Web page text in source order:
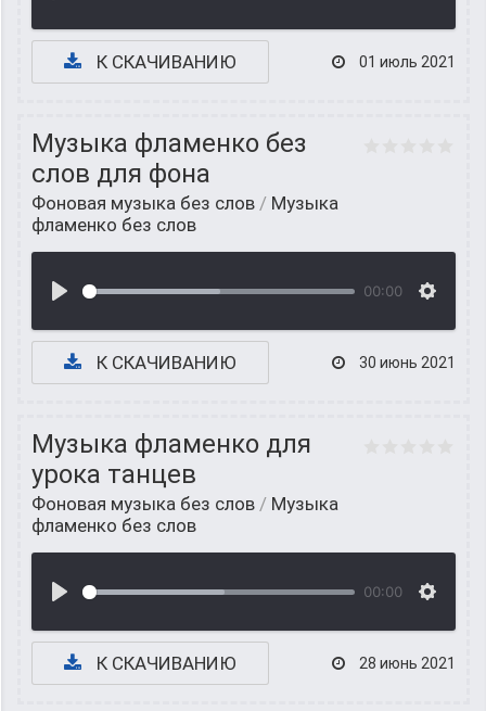
К СКАЧИВАНИЮ 01 июль 2021
Музыка фламенко без
слов для фона
Фоновая музыка без слов / Музыка
фламенко без слов
00:00
К СКАЧИВАНИЮ 30 июнь 2021
Музыка фламенко для
урока танцев
Фоновая музыка без слов / Музыка
фламенко без слов
00:00
К СКАЧИВАНИЮ 28 июнь 2021